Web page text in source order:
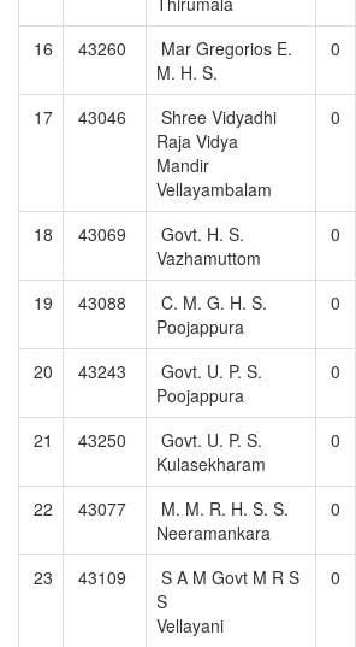
16 43260
Mar Gregorios E.
M. H. S.
0
17 43046
Shree Vidyadhi
Raja Vidya
Mandir
Vellayambalam
0
18 43069
Govt. H. S.
Vazhamuttom
0
19 43088
C. M. G. H. S.
Poojappura
0
20 43243
Govt. U. P. S.
Poojappura
0
21 43250
Govt. U. P. S.
Kulasekharam
0
22 43077
M. M. R. H. S. S.
Neeramankara
0
23 43109
S A M Govt M R S
S
Vellayani
0